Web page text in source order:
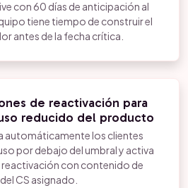
con 60 días de anticipación al
tiene tiempo de construir el
antes de la fecha crítica.
de reactivación para
reducido del producto
automáticamente los clientes
por debajo del umbral y activa
reactivación con contenido de
CS asignado.